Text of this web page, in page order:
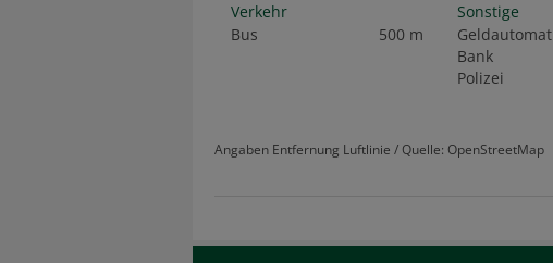
Verkehr
Bus
500 m
Sonstige
Geldautomat
Bank
Polizei
Angaben Entfernung Luftlinie / Quelle: OpenStreetMap